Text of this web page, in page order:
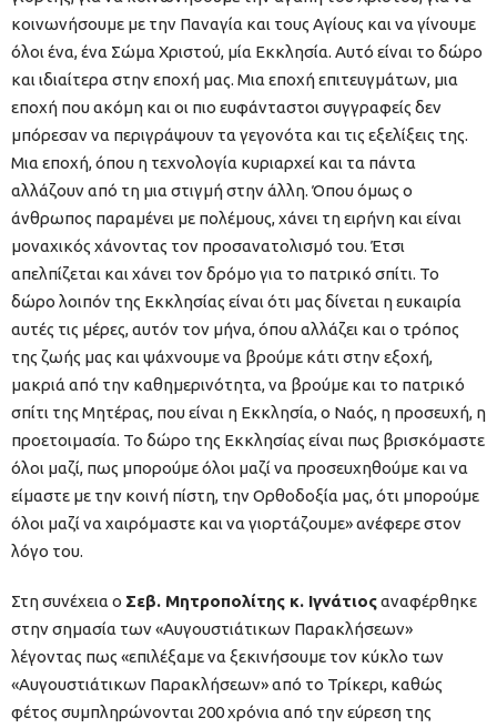
κοινωνήσουμε με την Παναγία και τους Αγίους και να γίνουμε
όλοι ένα, ένα Σώμα Χριστού, μία Εκκλησία. Αυτό είναι το δώρο
και ιδιαίτερα στην εποχή μας. Μια εποχή επιτευγμάτων, μια
εποχή που ακόμη και οι πιο ευφάνταστοι συγγραφείς δεν
μπόρεσαν να περιγράψουν τα γεγονότα και τις εξελίξεις της.
Μια εποχή, όπου η τεχνολογία κυριαρχεί και τα πάντα
αλλάζουν από τη μια στιγμή στην άλλη. Όπου όμως ο
άνθρωπος παραμένει με πολέμους, χάνει τη ειρήνη και είναι
μοναχικός χάνοντας τον προσανατολισμό του. Έτσι
απελπίζεται και χάνει τον δρόμο για το πατρικό σπίτι. Το
δώρο λοιπόν της Εκκλησίας είναι ότι μας δίνεται η ευκαιρία
αυτές τις μέρες, αυτόν τον μήνα, όπου αλλάζει και ο τρόπος
της ζωής μας και ψάχνουμε να βρούμε κάτι στην εξοχή,
μακριά από την καθημερινότητα, να βρούμε και το πατρικό
σπίτι της Μητέρας, που είναι η Εκκλησία, ο Ναός, η προσευχή, η
προετοιμασία. Το δώρο της Εκκλησίας είναι πως βρισκόμαστε
όλοι μαζί, πως μπορούμε όλοι μαζί να προσευχηθούμε και να
είμαστε με την κοινή πίστη, την Ορθοδοξία μας, ότι μπορούμε
όλοι μαζί να χαιρόμαστε και να γιορτάζουμε» ανέφερε στον
λόγο του.
Στη συνέχεια ο Σεβ. Μητροπολίτης κ. Ιγνάτιοςαναφέρθηκε
στην σημασία των «Αυγουστιάτικων Παρακλήσεων»
λέγοντας πως «επιλέξαμε να ξεκινήσουμε τον κύκλο των
«Αυγουστιάτικων Παρακλήσεων» από το Τρίκερι, καθώς
φέτος συμπληρώνονται 200 χρόνια από την εύρεση της